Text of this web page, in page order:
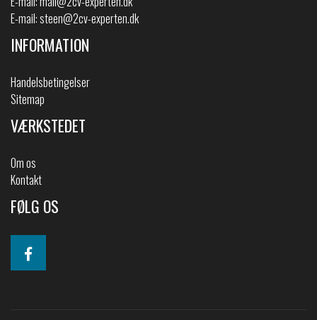
E-mail:steen@2cv-experten.dk
INFORMATION
Handelsbetingelser
Sitemap
VÆRKSTEDET
Om os
Kontakt
FØLG OS